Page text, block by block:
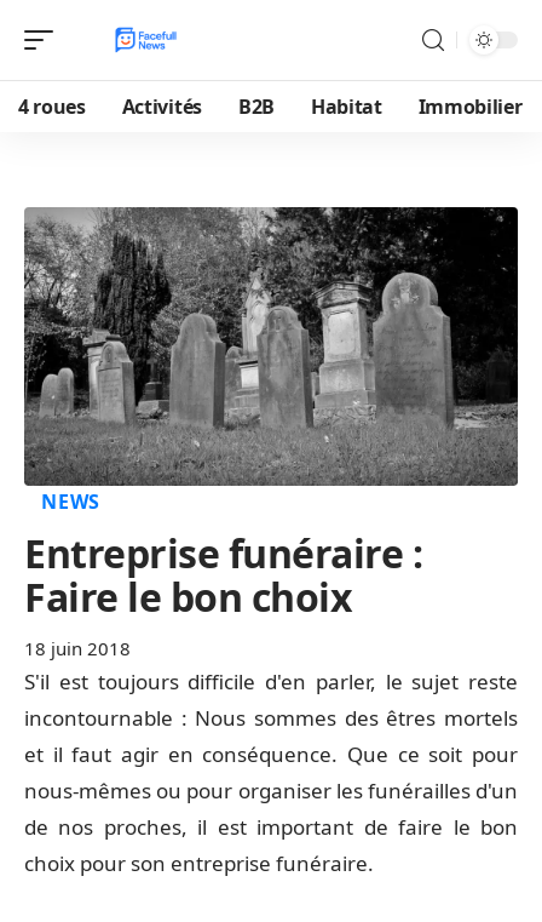
4 roues Activités B2B Habitat Immobilier
NEWS
Entreprise funéraire :
Faire le bon choix
18 juin 2018
S'il est toujours difficile d'en parler, le sujet reste
incontournable : Nous sommes des êtres mortels
et il faut agir en conséquence. Que ce soit pour
nous-mêmes ou pour organiser les funérailles d'un
de nos proches, il est important de faire le bon
choix pour son entreprise funéraire.